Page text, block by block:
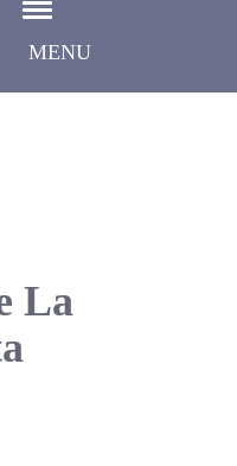
MENU
La